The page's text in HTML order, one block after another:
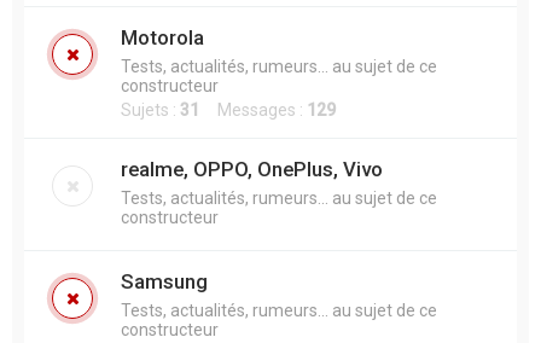
Motorola
Tests, actualités, rumeurs... au sujet de ce
constructeur
Sujets : 31 Messages : 129
realme, OPPO, OnePlus, Vivo
Tests, actualités, rumeurs... au sujet de ce
constructeur
Samsung
Tests, actualités, rumeurs... au sujet de ce
constructeur